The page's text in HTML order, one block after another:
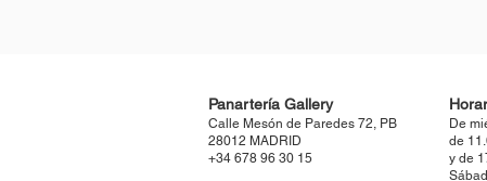
Panartería Gallery
Calle Mesón de Paredes 72, PB
28012 MADRID
+34 678 96 30 15
De
de
y de